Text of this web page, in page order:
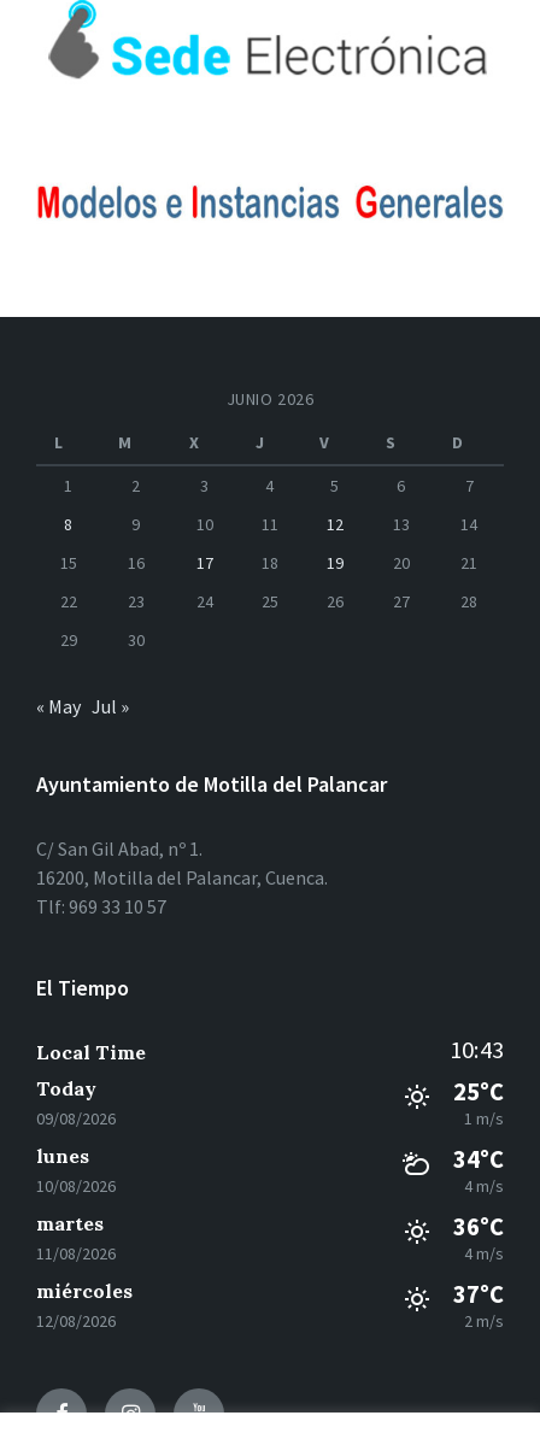
JUNIO 2026
L
M X J V S
D
1
2 3 4 5 6
7
8
9 10 11 12 13
14
15
16 17 18 19 20
21
22
23 24 25 26 27
28
29
30
« May Jul »
Ayuntamiento de Motilla del Palancar
C/ San Gil Abad, nº 1.
16200, Motilla del Palancar, Cuenca.
Tlf: 969 33 10 57
El Tiempo
Local Time 10:43
Today
09/08/2026
25°C
1 m/s
lunes
10/08/2026
34°C
4 m/s
martes
11/08/2026
36°C
4 m/s
miércoles
12/08/2026
37°C
2 m/s
FacebookInstagramYoutube